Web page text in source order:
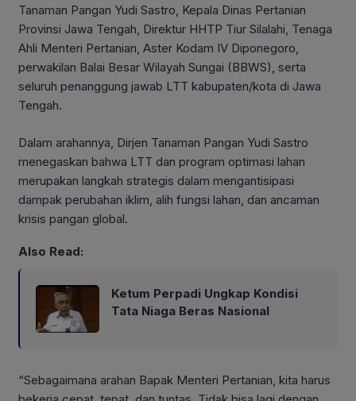
Tanaman Pangan Yudi Sastro, Kepala Dinas Pertanian
Provinsi Jawa Tengah, Direktur HHTP Tiur Silalahi, Tenaga
Ahli Menteri Pertanian, Aster Kodam IV Diponegoro,
perwakilan Balai Besar Wilayah Sungai (BBWS), serta
seluruh penanggung jawab LTT kabupaten/kota di Jawa
Tengah.
Dalam arahannya, Dirjen Tanaman Pangan Yudi Sastro
menegaskan bahwa LTT dan program optimasi lahan
merupakan langkah strategis dalam mengantisipasi
dampak perubahan iklim, alih fungsi lahan, dan ancaman
krisis pangan global.
Also Read:
Ketum Perpadi Ungkap Kondisi
Tata Niaga Beras Nasional
“Sebagaimana arahan Bapak Menteri Pertanian, kita harus